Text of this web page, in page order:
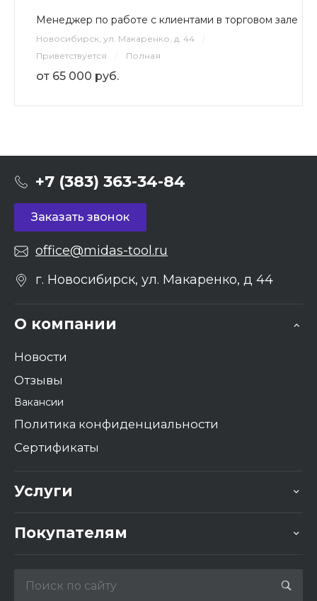
Менеджер по работе с клиентами в торговом зале
Новосибирск, ул. Макаренко, д. 44
Приветствуется
Полная
от 65 000 руб.
+7 (383) 363-34-84
Заказать звонок
office@midas-tool.ru
г. Новосибирск, ул. Макаренко, д 44
О компании
Новости
Отзывы
Вакансии
Политика конфиденциальности
Сертификаты
Услуги
Покупателям